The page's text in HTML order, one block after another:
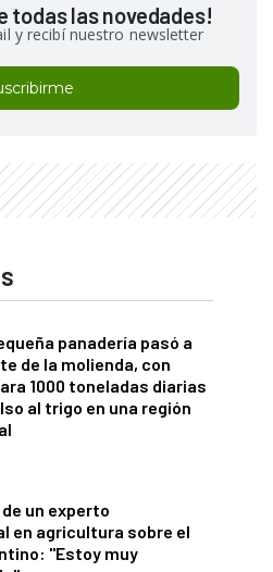
todas las novedades!
y recibí nuestro newsletter
panadería pasó a
de la molienda, con
1000 toneladas diarias
al trigo en una región
un experto
en agricultura sobre el
"Estoy muy